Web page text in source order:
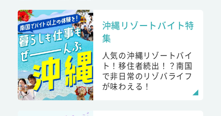
沖縄リゾートバイト特
集
人気の沖縄リゾートバイ
ト！移住者続出！？南国
で非日常のリゾバライフ
が味わえる！